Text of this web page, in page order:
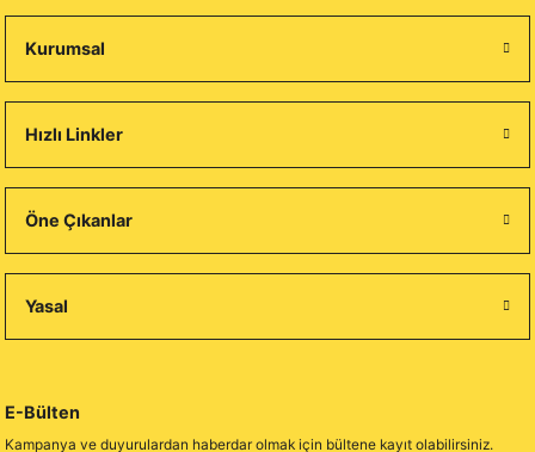
Kurumsal
Hızlı Linkler
Öne Çıkanlar
Yasal
E-Bülten
Kampanya ve duyurulardan haberdar olmak için bültene kayıt olabilirsiniz.